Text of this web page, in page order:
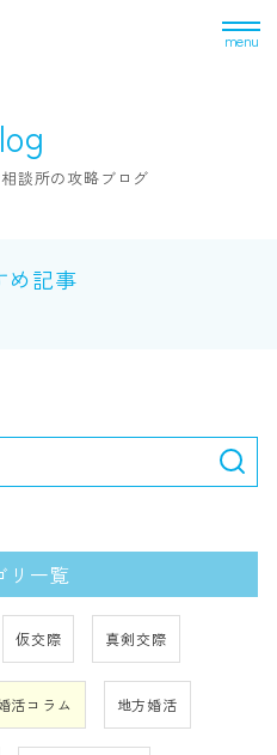
menu
談所の攻略ブログ
め記事
リ一覧
仮交際 真剣交際
活コラム 地方婚活